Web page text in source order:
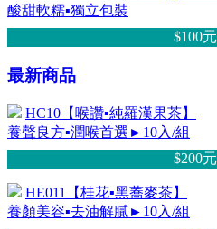
酸甜軟糯▪獨立包裝
$100元
最新商品
HC10【喉讚▪純羅漢果茶】
養聲良方▪潤喉首選►10入/組
$200元
HE011【桂花▪黑蕎麥茶】
養顏美容▪去油解膩►10入/組